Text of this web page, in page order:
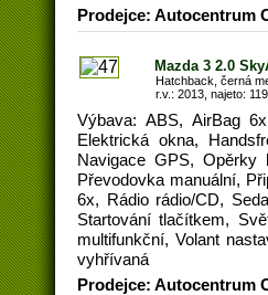
Prodejce: Autocentrum
Mazda 3 2.0
Hatchback, černá
r.v.: 2013, najeto:
Výbava: ABS, AirBag
Elektrická okna,
Navigace GPS, Opěrky
Převodovka manuální,
6x, Rádio rádio/CD,
Startování tlačítkem,
multifunkční, Volant
vyhřívaná
Prodejce: Autocentrum